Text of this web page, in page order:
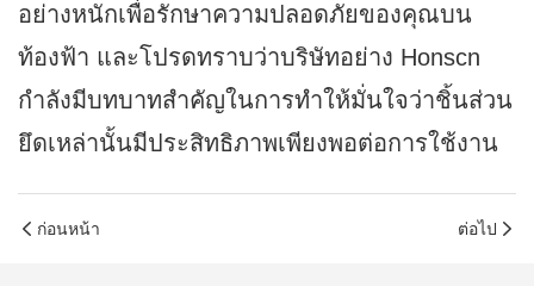
อย่างหนักเพื่อรักษาความปลอดภัยของคุณบน
ท้องฟ้า และโปรดทราบว่าบริษัทอย่าง Honscn
กำลังมีบทบาทสำคัญในการทำให้มั่นใจว่าชิ้นส่วน
ยึดเหล่านั้นมีประสิทธิภาพเพียงพอต่อการใช้งาน
ก่อนหน้า ต่อไป